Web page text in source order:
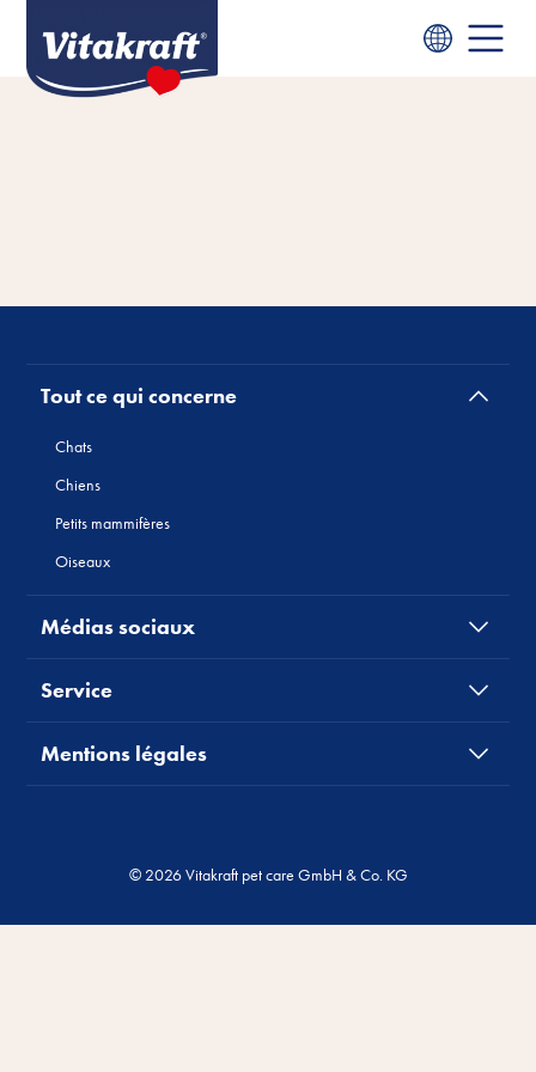
Tout ce qui concerne
Chats
Chiens
Petits mammifères
Oiseaux
Médias sociaux
Service
Mentions légales
© 2026 Vitakraft pet care GmbH & Co. KG